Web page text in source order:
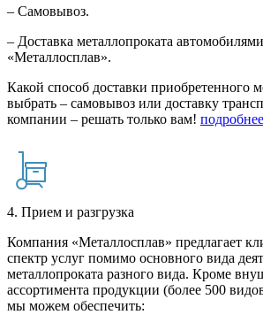
– Самовывоз.
– Доставка металлопроката
«Металлосплав».
Какой способ доставки приобретенного
выбрать – самовывоз или доставку
компании – решать только вам!
4. Прием и разгрузка
Компания «Металлосплав» предлагает
спектр услуг помимо основного вида
металлопроката разного вида. Кроме
ассортимента продукции (более 500
мы можем обеспечить: